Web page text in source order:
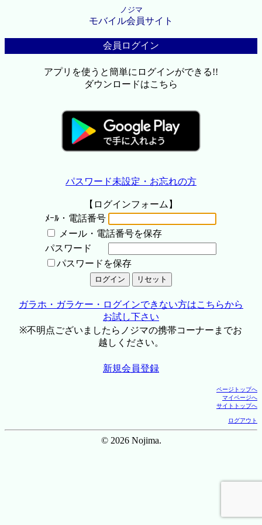
ノジマ
モバイル会員サイト
会員ログイン
アプリを使うと簡単にログインができる!!
ダウンロードはこちら
パスワード未設定・お忘れの方
【ログインフォーム】
ﾒｰﾙ・電話番号
メール・電話番号を保存
パスワード
パスワードを保存
ガラホ・ガラケー・ログインできない方はこちらから
お試し下さい
※不明点ございましたらノジマの携帯コーナーまでお
越しください。
新規会員登録
ページトップへ
マイページへ
サイトトップへ
ログアウト
© 2026 Nojima.